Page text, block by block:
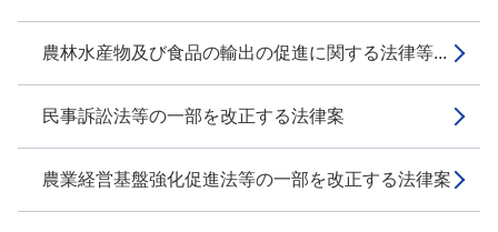
農林水産物及び食品の輸出の促進に関する法律等...
民事訴訟法等の一部を改正する法律案
農業経営基盤強化促進法等の一部を改正する法律案